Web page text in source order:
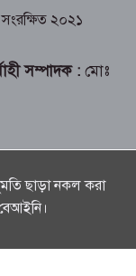
দিবস
সড়কে দুই
অভিযোগ
সদস্যের দল
২০২১
সম্পাদক :মোঃ
ছাড়া নকল করা